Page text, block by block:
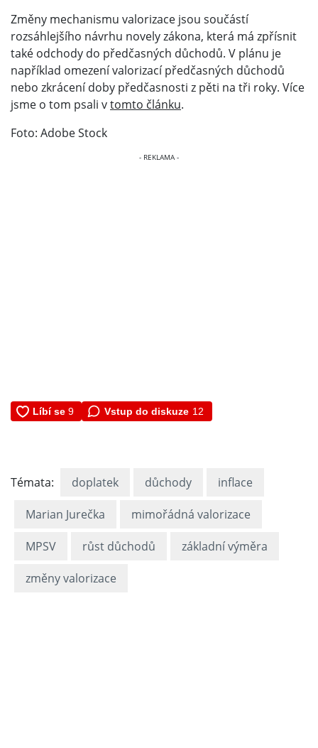
Změny mechanismu valorizace jsou součástí
rozsáhlejšího návrhu novely zákona, která má zpřísnit
také odchody do předčasných důchodů. V plánu je
například omezení valorizací předčasných důchodů
nebo zkrácení doby předčasnosti z pěti na tři roky. Více
jsme o tom psali vtomto článku.
Foto: Adobe Stock
Vstup do diskuze 12
Témata: doplatek důchody inflace
Marian Jurečka mimořádná valorizace
MPSV růst důchodů základní výměra
změny valorizace